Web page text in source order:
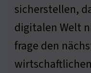
sicherstellen,
digitalen Welt
frage den